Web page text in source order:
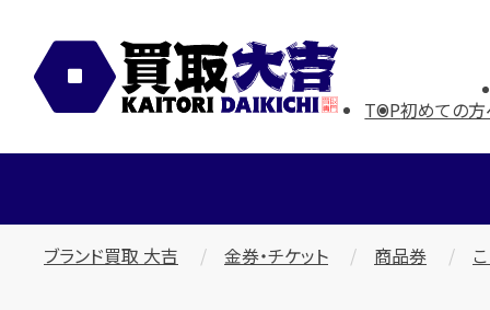
TOP初めての
ブランド買取 大吉 金券・チケット 商品券